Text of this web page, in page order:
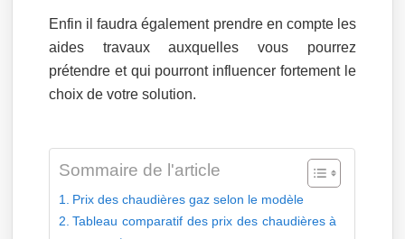
Enfin il faudra également prendre en compte les
aides travaux auxquelles vous pourrez
prétendre et qui pourront influencer fortement le
choix de votre solution.
Sommaire de l'article
Prix des chaudières gaz selon le modèle
Tableau comparatif des prix des chaudières à